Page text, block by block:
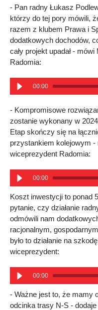
- Pan radny Łukasz
którzy do tej pory mówili,
razem z klubem Prawa i
dodatkowych dochodów,
cały projekt upadał -
Radomia:
00:00
- Kompromisowe
zostanie wykonany w
Etap skończy się na
przystankiem kolejowym
wiceprezydent Radomia:
00:00
Koszt inwestycji to ponad
pytanie, czy działanie
odmówili nam
racjonalnym,
było to działanie na
wiceprezydent:
00:00
- Ważne jest to, że mamy
odcinka trasy N-S -